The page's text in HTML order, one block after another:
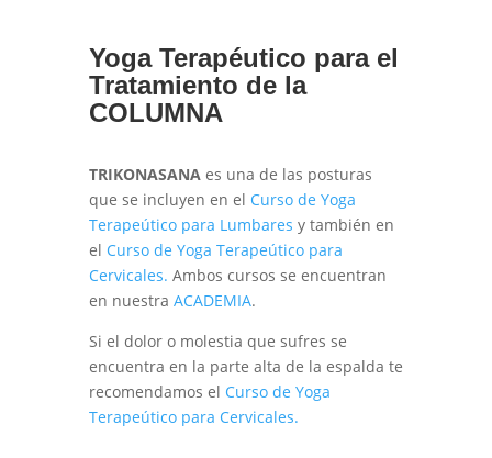
Yoga Terapéutico para el
Tratamiento de la
COLUMNA
TRIKONASANAes una de las posturas
que se incluyen en el Curso de Yoga
Terapeútico para Lumbares y también en
el Curso de Yoga Terapeútico para
Cervicales. Ambos cursos se encuentran
en nuestra ACADEMIA.
Si el dolor o molestia que sufres se
encuentra en la parte alta de la espalda te
recomendamos el Curso de Yoga
Terapeútico para Cervicales.